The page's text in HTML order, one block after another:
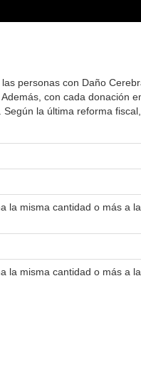
personas con Daño
con cada donación
la última reforma
la misma cantidad o más a
la misma cantidad o más a